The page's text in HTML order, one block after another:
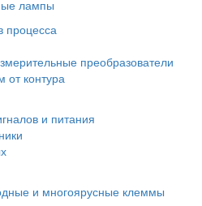
лампы
процесса
преобразователи
от контура
и питания
и многоярусные клеммы